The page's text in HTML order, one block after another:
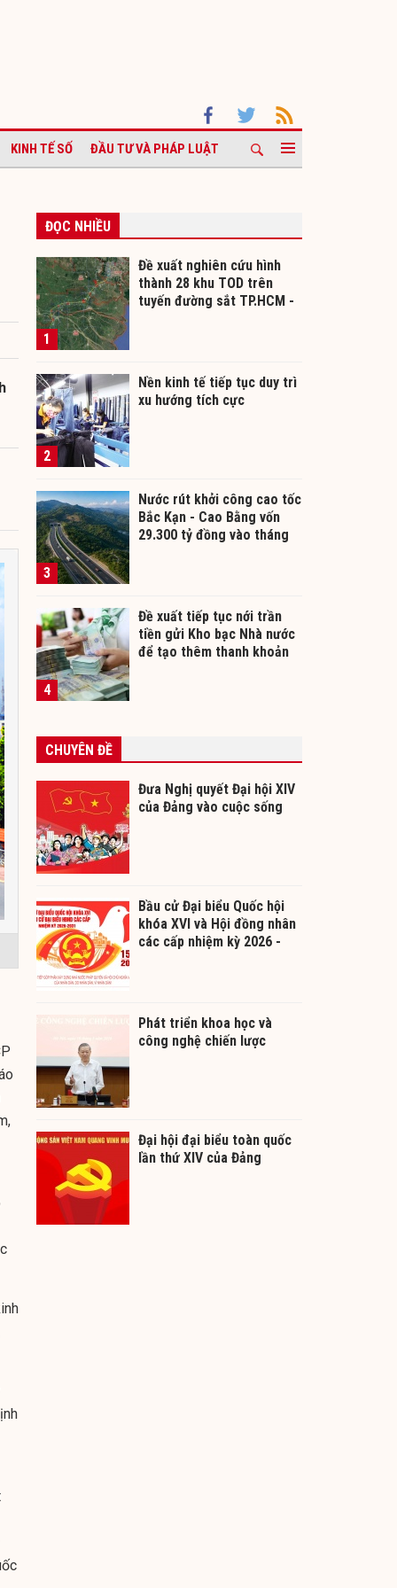
KINH TẾ SỐ ĐẦU TƯ VÀ PHÁP LUẬT
ĐỌC NHIỀU
1
Đề xuất nghiên cứu hình
thành 28 khu TOD trên
tuyến đường sắt TP.HCM -
2
Nền kinh tế tiếp tục duy trì
xu hướng tích cực
3
Nước rút khởi công cao tốc
Bắc Kạn - Cao Bằng vốn
29.300 tỷ đồng vào tháng
4
Đề xuất tiếp tục nới trần
tiền gửi Kho bạc Nhà nước
để tạo thêm thanh khoản
CHUYÊN ĐỀ
Đưa Nghị quyết Đại hội XIV
của Đảng vào cuộc sống
Bầu cử Đại biểu Quốc hội
khóa XVI và Hội đồng nhân
các cấp nhiệm kỳ 2026 -
Phát triển khoa học và
công nghệ chiến lược
Đại hội đại biểu toàn quốc
lần thứ XIV của Đảng